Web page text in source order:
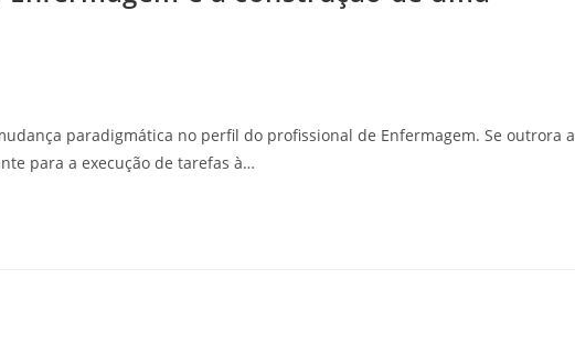
paradigmática no perfil do profissional de Enfermagem. Se outrora a
para a execução de tarefas à…